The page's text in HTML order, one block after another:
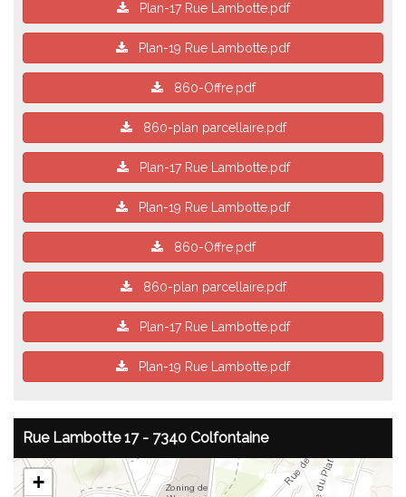
Plan-17 Rue Lambotte.pdf
Plan-19 Rue Lambotte.pdf
860-Offre.pdf
860-plan parcellaire.pdf
Plan-17 Rue Lambotte.pdf
Plan-19 Rue Lambotte.pdf
860-Offre.pdf
860-plan parcellaire.pdf
Plan-17 Rue Lambotte.pdf
Plan-19 Rue Lambotte.pdf
Rue Lambotte 17 - 7340 Colfontaine
+